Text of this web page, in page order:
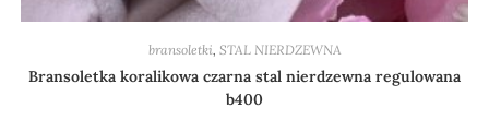
bransoletki STAL NIERDZEWNA
Bransoletka koralikowa czarna stal nierdzewna regulowana
b400